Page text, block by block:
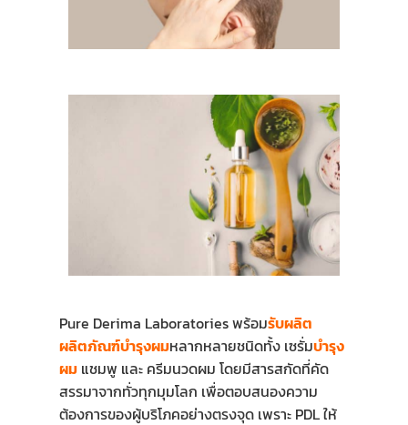
Pure Derima Laboratories พร้อมรับผลิต
ผลิตภัณฑ์บำรุงผมหลากหลายชนิดทั้ง เซรั่มบำรุง
ผม แชมพู และ ครีมนวดผม โดยมีสารสกัดที่คัด
สรรมาจากทั่วทุกมุมโลก เพื่อตอบสนองความ
ต้องการของผู้บริโภคอย่างตรงจุด เพราะ PDL ให้